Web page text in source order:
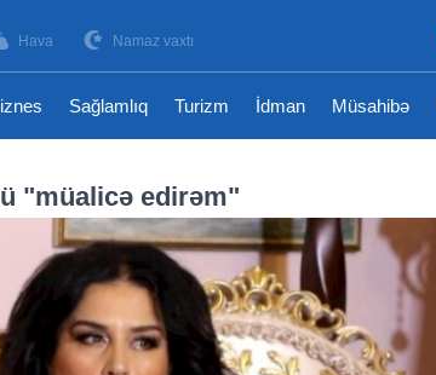
Hava Namaz vaxtı
Sağlamlıq Turizm İdman Müsahibə
"müalicə edirəm"